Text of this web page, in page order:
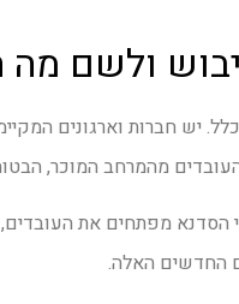
ולשם מה
יש חברות וארגונים
מהמרחב המוכר,
הסדנא מפתחים את
החדשים האלה.